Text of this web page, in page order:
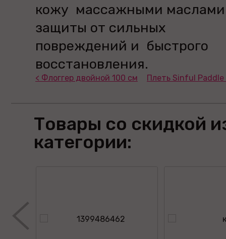
кожу массажными
защиты от сильных
повреждений и быстрого
восстановления.
Плеть Sinful Paddle
< Флоггер двойной 100 см
Товары со скидкой
категории: